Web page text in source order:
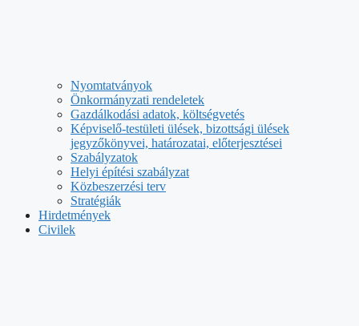
Nyomtatványok
Önkormányzati rendeletek
Gazdálkodási adatok, költségvetés
Képviselő-testületi ülések, bizottsági ülések
jegyzőkönyvei, határozatai, előterjesztései
Szabályzatok
Helyi építési szabályzat
Közbeszerzési terv
Stratégiák
Hirdetmények
Civilek